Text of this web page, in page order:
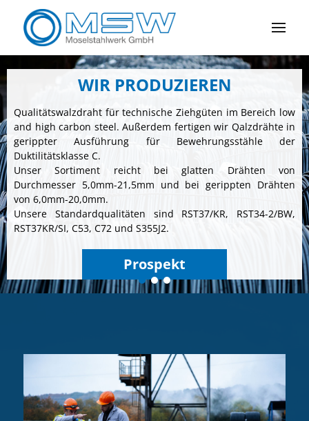
WIR PRODUZIEREN
Qualitätswalzdraht für technische Ziehgüten im Bereich low
and high carbon steel. Außerdem fertigen wir Qalzdrähte in
gerippter Ausführung für Bewehrungsstähle der
Duktilitätsklasse C.
Unser Sortiment reicht bei glatten Drähten von
Durchmesser 5,0mm-21,5mm und bei gerippten Drähten
von 6,0mm-20,0mm.
Unsere Standardqualitäten sind RST37/KR, RST34-2/BW,
RST37KR/SI, C53, C72 und S355J2.
Prospekt